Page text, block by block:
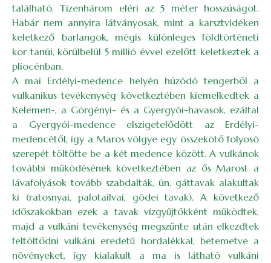
található. Tizenhárom eléri az 5 méter hosszúságot.
Habár nem annyira látványosak, mint a karsztvidéken
keletkező barlangok, mégis különleges földtörténeti
kor tanúi, körülbelül 5 millió évvel ezelőtt keletkeztek a
pliocénban.
A mai Erdélyi-medence helyén húzódó tengerből a
vulkanikus tevékenység következtében kiemelkedtek a
Kelemen-, a Görgényi- és a Gyergyói-havasok, ezáltal
a Gyergyói-medence elszigetelődött az Erdélyi-
medencétől, így a Maros völgye egy összekötő folyosó
szerepét töltötte be a két medence között. A vulkánok
további működésének következtében az ős Marost a
lávafolyások tovább szabdalták, ún. gáttavak alakultak
ki (ratosnyai, palotailvai, gödei tavak). A következő
időszakokban ezek a tavak vízgyűjtőkként működtek,
majd a vulkáni tevékenység megszűnte után elkezdtek
feltöltődni vulkáni eredetű hordalékkal, betemetve a
növényeket, így kialakult a ma is látható vulkáni